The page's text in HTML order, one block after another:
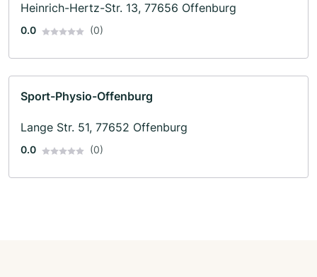
Heinrich-Hertz-Str. 13, 77656 Offenburg
0.0 (0)
Sport-Physio-Offenburg
Lange Str. 51, 77652 Offenburg
0.0 (0)